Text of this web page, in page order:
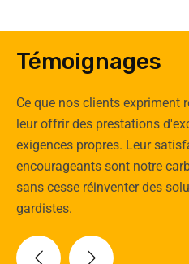
Témoignages
Ce que nos clients expriment
leur offrir des prestations
exigences propres. Leur
encourageants sont notre
sans cesse réinventer des
gardistes.